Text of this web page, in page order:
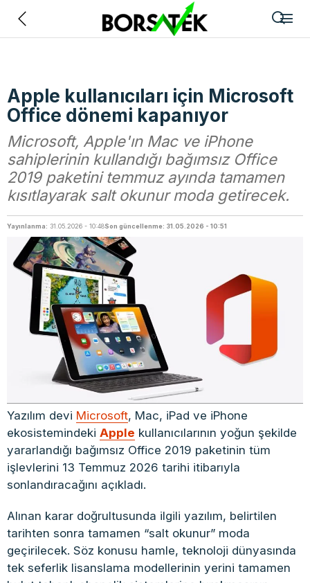
Apple kullanıcıları için Microsoft
Office dönemi kapanıyor
Microsoft, Apple'ın Mac ve iPhone
sahiplerinin kullandığı bağımsız Office
2019 paketini temmuz ayında tamamen
kısıtlayarak salt okunur moda getirecek.
Yayınlanma: 31.05.2026 - 10:48Son güncellenme: 31.05.2026 - 10:51
Yazılım devi Microsoft, Mac, iPad ve iPhone
ekosistemindeki Apple kullanıcılarının yoğun şekilde
yararlandığı bağımsız Office 2019 paketinin tüm
işlevlerini 13 Temmuz 2026 tarihi itibarıyla
sonlandıracağını açıkladı.
Alınan karar doğrultusunda ilgili yazılım, belirtilen
tarihten sonra tamamen “salt okunur” moda
geçirilecek. Söz konusu hamle, teknoloji dünyasında
tek seferlik lisanslama modellerinin yerini tamamen